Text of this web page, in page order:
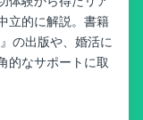
立的に解説。書籍
の出版や、婚活に
的なサポートに取